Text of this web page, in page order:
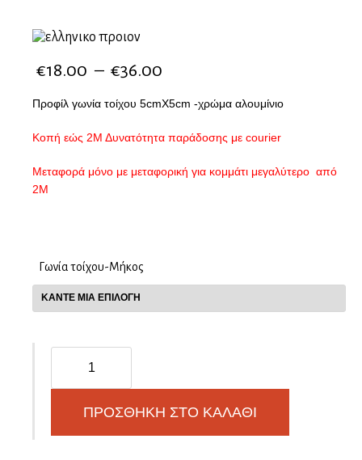
€18.00 – €36.00
Προφίλ γωνία τοίχου 5cmX5cm -χρώμα αλουμίνιο
Κοπή εώς 2Μ Δυνατότητα παράδοσης με courier
Μεταφορά μόνο με μεταφορική για κομμάτι μεγαλύτερο από
2Μ
Γωνία τοίχου-Μήκος
αλουμινίου
5
ΠΡΟΣΘΉΚΗ ΣΤΟ ΚΑΛΆΘΙ